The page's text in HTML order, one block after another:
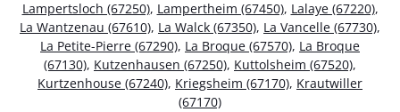
Lampertsloch (67250), Lampertheim (67450), Lalaye (67220),
La Wantzenau (67610), La Walck (67350), La Vancelle (67730),
La Petite-Pierre (67290), La Broque (67570), La Broque
(67130), Kutzenhausen (67250), Kuttolsheim (67520),
Kurtzenhouse (67240), Kriegsheim (67170), Krautwiller
(67170)